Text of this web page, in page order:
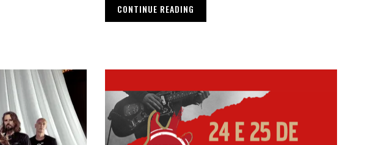
CONTINUE READING